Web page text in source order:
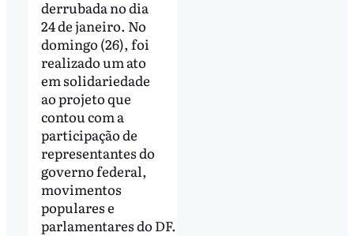
derrubada no dia
24 de janeiro. No
domingo (26), foi
realizado um ato
em solidariedade
ao projeto que
contou com a
participação de
representantes do
governo federal,
movimentos
populares e
parlamentares do DF.